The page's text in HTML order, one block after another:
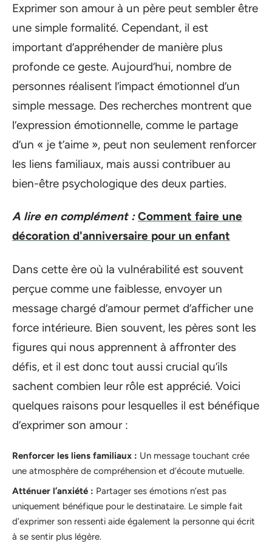
Exprimer son amour à un père peut sembler être
une simple formalité. Cependant, il est
important d’appréhender de manière plus
profonde ce geste. Aujourd’hui, nombre de
personnes réalisent l’impact émotionnel d’un
simple message. Des recherches montrent que
l’expression émotionnelle, comme le partage
d’un « je t’aime », peut non seulement renforcer
les liens familiaux, mais aussi contribuer au
bien-être psychologique des deux parties.
A lire en complément : Comment faire une
décoration d'anniversaire pour un enfant
Dans cette ère où la vulnérabilité est souvent
perçue comme une faiblesse, envoyer un
message chargé d’amour permet d’afficher une
force intérieure. Bien souvent, les pères sont les
figures qui nous apprennent à affronter des
défis, et il est donc tout aussi crucial qu’ils
sachent combien leur rôle est apprécié. Voici
quelques raisons pour lesquelles il est bénéfique
d’exprimer son amour :
Renforcer les liens familiaux : Un message touchant crée
une atmosphère de compréhension et d’écoute mutuelle.
Atténuer l’anxiété : Partager ses émotions n’est pas
uniquement bénéfique pour le destinataire. Le simple fait
d’exprimer son ressenti aide également la personne qui écrit
à se sentir plus légère.